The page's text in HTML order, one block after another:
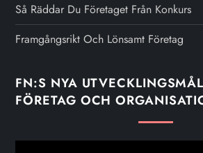
Så Räddar Du Företaget Från Konkurs
Framgångsrikt Och Lönsamt Företag
FN:S NYA
FÖRETAG OCH